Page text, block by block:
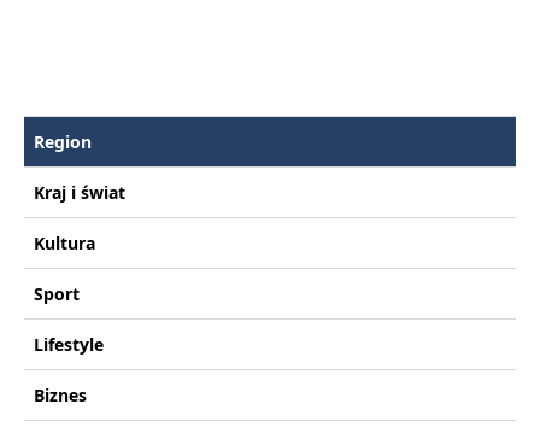
Region
Kraj i świat
Kultura
Sport
Lifestyle
Biznes